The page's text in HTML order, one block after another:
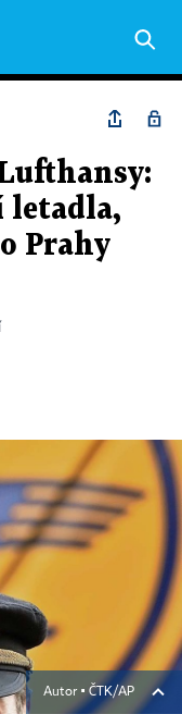
letadla,
Prahy
Autor ▪ ČTK/AP